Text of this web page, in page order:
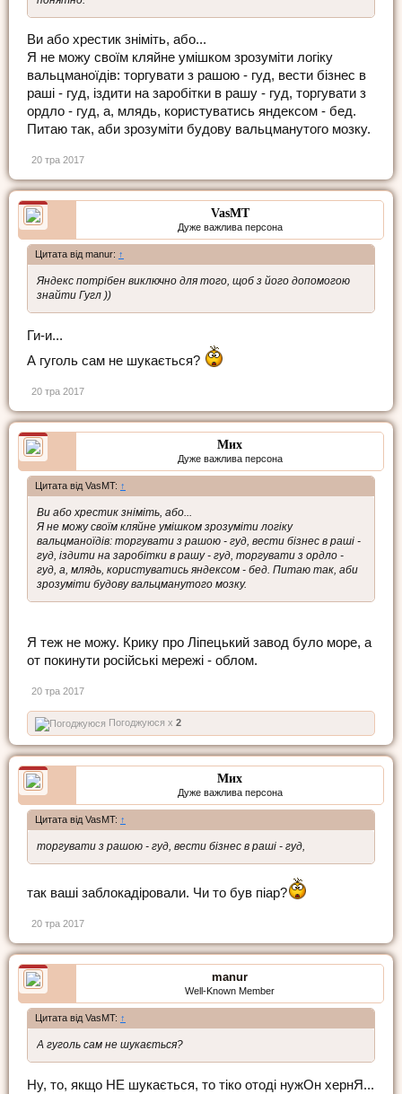
Ви або хрестик зніміть, або...
Я не можу своїм кляйне умішком зрозуміти логіку
вальцманоїдів: торгувати з рашою - гуд, вести бізнес в
раші - гуд, іздити на заробітки в рашу - гуд, торгувати з
ордло - гуд, а, млядь, користуватись яндексом - бед.
Питаю так, аби зрозуміти будову вальцманутого мозку.
20 тра 2017
VasMT
Дуже важлива персона
Цитата від manur: ↑
Яндекс потрібен виключно для того, щоб з його допомогою
знайти Гугл ))
Ги-и...
А гуголь сам не шукається?
20 тра 2017
Мих
Дуже важлива персона
Цитата від VasMT: ↑
Ви або хрестик зніміть, або...
Я не можу своїм кляйне умішком зрозуміти логіку
вальцманоїдів: торгувати з рашою - гуд, вести бізнес в раші -
гуд, іздити на заробітки в рашу - гуд, торгувати з ордло -
гуд, а, млядь, користуватись яндексом - бед. Питаю так, аби
зрозуміти будову вальцманутого мозку.
Я теж не можу. Крику про Ліпецький завод було море, а
от покинути російські мережі - облом.
20 тра 2017
Погоджуюся x 2
Мих
Дуже важлива персона
Цитата від VasMT: ↑
торгувати з рашою - гуд, вести бізнес в раші - гуд,
так ваші заблокадіровали. Чи то був піар?
20 тра 2017
manur
Well-Known Member
Цитата від VasMT: ↑
А гуголь сам не шукається?
Ну, то, якщо НЕ шукається, то тіко отоді нужОн хернЯ...